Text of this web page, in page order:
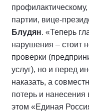
партии, вице-
Блудян. «Теперь
нарушения – стоит
проверки
услуг), но и перед
наказать, а
потерь и нанесения
этом «Единая